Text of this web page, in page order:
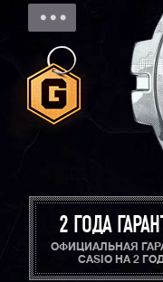
2 ГОДА
ОФИЦИАЛЬНАЯ
CASIO НА 2